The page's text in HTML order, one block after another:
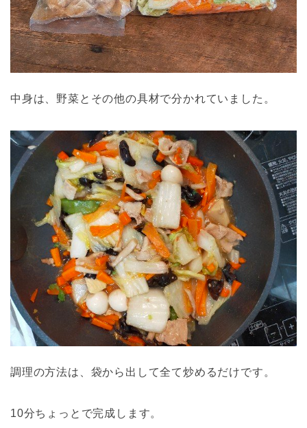
中身は、野菜とその他の具材で分かれていました。
調理の方法は、袋から出して全て炒めるだけです。
10分ちょっとで完成します。